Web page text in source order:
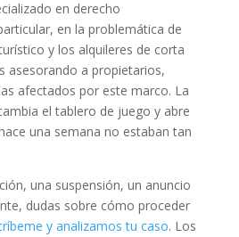
en derecho
en la problemática de
y los alquileres de corta
asesorando a propietarios,
afectados por este marco. La
el tablero de juego y abre
una semana no estaban tan
una suspensión, un anuncio
dudas sobre cómo proceder
y analizamos tu caso. Los